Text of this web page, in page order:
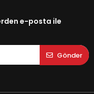
e-posta ile
Gönder